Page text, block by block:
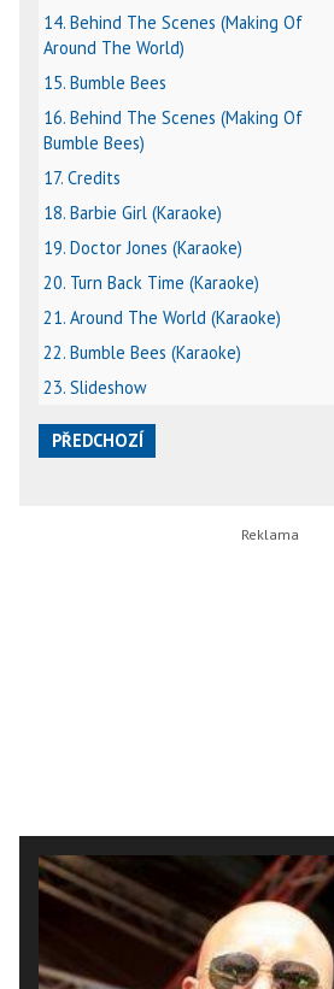
14. Behind The Scenes (Making Of
Around The World)
15. Bumble Bees
16. Behind The Scenes (Making Of
Bumble Bees)
17. Credits
18. Barbie Girl (Karaoke)
19. Doctor Jones (Karaoke)
20. Turn Back Time (Karaoke)
21. Around The World (Karaoke)
22. Bumble Bees (Karaoke)
23. Slideshow
PŘEDCHOZÍ